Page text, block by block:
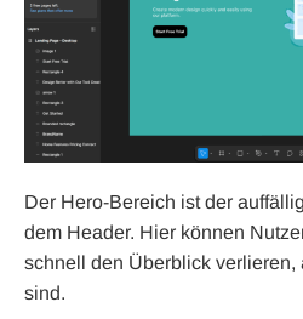
Der Hero-Bereich ist der
dem Header. Hier können
schnell den Überblick verlieren,
sind.